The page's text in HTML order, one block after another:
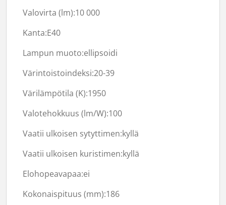
Valovirta (lm):10 000
Kanta:E40
Lampun muoto:ellipsoidi
Värintoistoindeksi:20-39
Värilämpötila (K):1950
Valotehokkuus (lm/W):100
Vaatii ulkoisen sytyttimen:kyllä
Vaatii ulkoisen kuristimen:kyllä
Elohopeavapaa:ei
Kokonaispituus (mm):186